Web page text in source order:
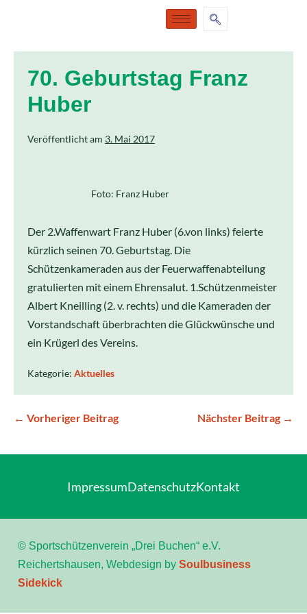
70. Geburtstag Franz
Huber
Veröffentlicht am 3. Mai 2017
Foto: Franz Huber
Der 2.Waffenwart Franz Huber (6.von links) feierte
kürzlich seinen 70. Geburtstag. Die
Schützenkameraden aus der Feuerwaffenabteilung
gratulierten mit einem Ehrensalut. 1.Schützenmeister
Albert Kneilling (2. v. rechts) und die Kameraden der
Vorstandschaft überbrachten die Glückwünsche und
ein Krügerl des Vereins.
Kategorie: Aktuelles
← Vorheriger Beitrag Nächster Beitrag →
ImpressumDatenschutzKontakt
© Sportschützenverein „Drei Buchen“ e.V.
Reichertshausen, Webdesign by Soulbusiness
Sidekick